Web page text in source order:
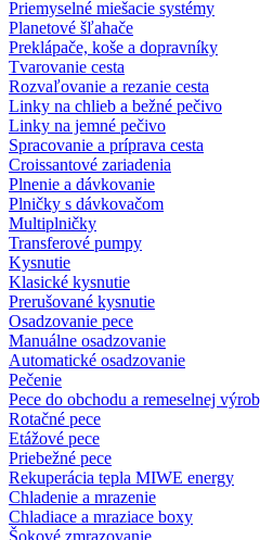
Priemyselné miešacie systémy
Planetové šľahače
Preklápače, koše a dopravníky
Tvarovanie cesta
Rozvaľovanie a rezanie cesta
Linky na chlieb a bežné pečivo
Linky na jemné pečivo
Spracovanie a príprava cesta
Croissantové zariadenia
Plnenie a dávkovanie
Plničky s dávkovačom
Multiplničky
Transferové pumpy
Kysnutie
Klasické kysnutie
Prerušované kysnutie
Osadzovanie pece
Manuálne osadzovanie
Automatické osadzovanie
Pečenie
Pece do obchodu a remeselnej
Rotačné pece
Etážové pece
Priebežné pece
Rekuperácia tepla MIWE energy
Chladenie a mrazenie
Chladiace a mraziace boxy
Šokové zmrazovanie